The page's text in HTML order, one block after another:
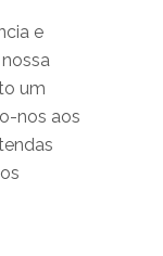
e
um
nos aos